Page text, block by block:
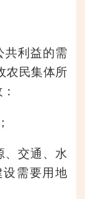
共利益的需
农民集体所
、交通、水
需要用地